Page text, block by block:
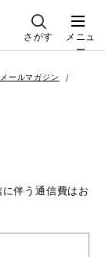
さがす
メニュ
ー
メールマガジン
伴う通信費はお